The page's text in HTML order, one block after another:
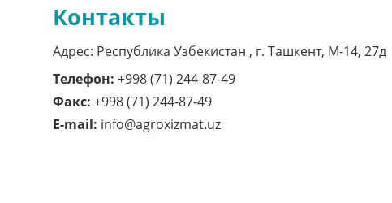
Контакты
Адрес: Республика Узбекистан , г. Ташкент, M-14, 27д
Телефон: +998 (71) 244-87-49
Факс: +998 (71) 244-87-49
E-mail: info@agroxizmat.uz